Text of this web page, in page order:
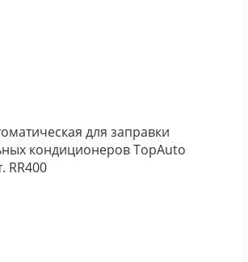
для заправки
кондиционеров TopAuto
RR400